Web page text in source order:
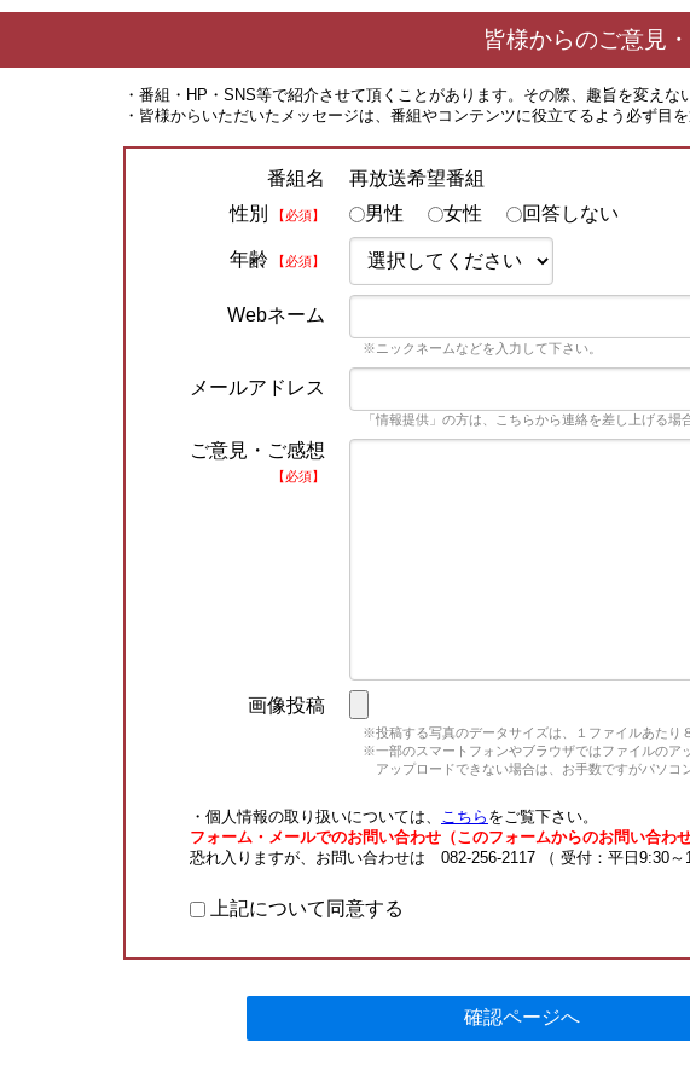
皆様からのご意見
・番組・HP・SNS等で紹介させて頂くことがあります。その際、趣旨を変え
・皆様からいただいたメッセージは、番組やコンテンツに役立てるよう必ず目
番組名
再放送希望番組
性別
【必須】 男性 女性 回答しない
年齢 【必須】
Webネーム
※ニックネームなどを入力して下さい。
メールアドレス
「情報提供」の方は、こちらから連絡を差し上げる
ご意見・ご感想
【必須】
画像投稿
※投稿する写真のデータサイズは、１ファイルあたり
※一部のスマートフォンやブラウザではファイルのア
アップロードできない場合は、お手数ですがパソコ
・個人情報の取り扱いについては、 こちら をご覧下さい。
フォーム・メールでのお問い合わせ（このフォームからのお問い合わ
恐れ入りますが、お問い合わせは 082-256-2117 （ 受付：平日9:30～
上記について同意する
確認ページへ